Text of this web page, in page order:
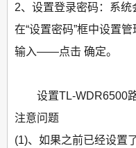
2、设置登录密码：系统
在“设置密码”框中设置
输入——点击 确定。
设置TL-WDR6500路
注意问题
(1)、如果之前已经设置